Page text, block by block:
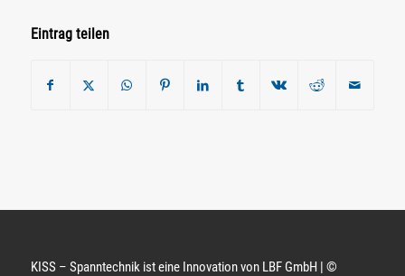
Eintrag teilen
KISS – Spanntechnik ist eine Innovation von LBF GmbH | ©